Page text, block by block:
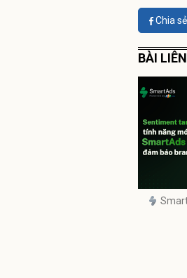
Chia
BÀI